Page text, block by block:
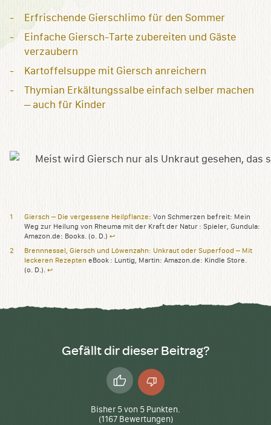
Erfrischende Gierschlimo für den Sommer
Einfache Giersch-Tarte zubereiten und Gäste
verzaubern
Kartoffelsuppe mit Giersch anreichern
Thymian Erkältungssalbe einfach selber machen
– auch für Kinder
Giersch – Die vergessene Heilpflanze: Von Schmerzen befreit: Mein
Weg zur Heilung von Rheuma mit der Kraft der Natur : Spieler, Gundula:
Amazon.de: Books. (o. D.) ↩︎
Brennnessel, Giersch und Löwenzahn: Unkraut oder Superfood – Mit
leckeren Rezepten eBook : Luntig, Martin: Amazon.de: Kindle Store.
(o. D.). ↩︎
Gefällt dir dieser Beitrag?
Daumen
hoch
Daumen
runter
Bisher 5von 5 Punkten.
(1167Bewertungen)